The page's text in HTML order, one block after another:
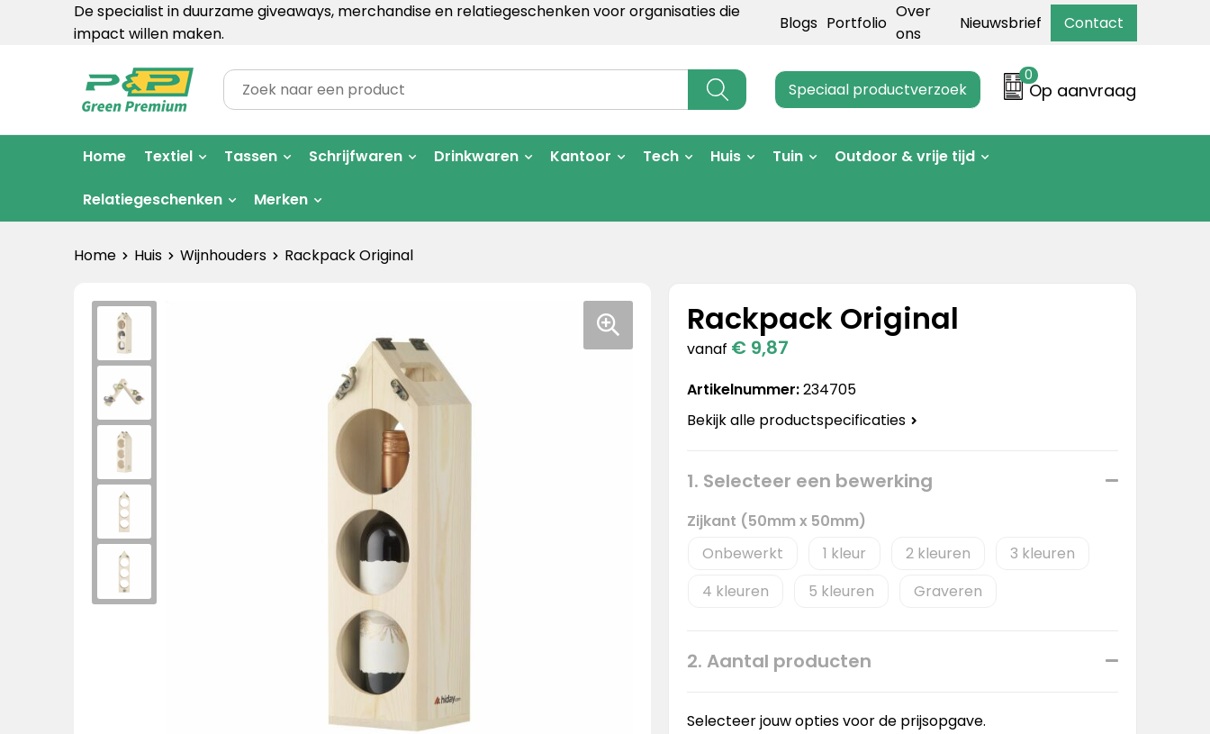
De specialist in duurzame giveaways, merchandise en relatiegeschenken voor organisaties die
impact willen maken.
Blogs Portfolio
Over
ons
Nieuwsbrief Contact
Speciaal productverzoek
0
Op aanvraag
Home Textiel Tassen Schrijfwaren Drinkwaren Kantoor Tech Huis Tuin Outdoor & vrije tijd
Relatiegeschenken Merken
Home Huis Wijnhouders Rackpack Original
Rackpack Original
vanaf € 9,87
Artikelnummer:234705
Bekijk alle productspecificaties
1. Selecteer een bewerking
Zijkant (50mm x 50mm)
Onbewerkt
1 2
3
4
5 Graveren
2. Aantal producten
Selecteer jouw opties voor de prijsopgave.